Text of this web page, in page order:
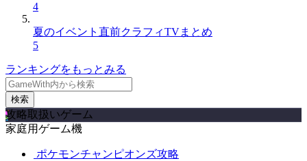
4
夏のイベント直前クラフィTVまとめ
5
ランキングをもっとみる
検索
攻略取扱いゲーム
家庭用ゲーム機
ポケモンチャンピオンズ攻略